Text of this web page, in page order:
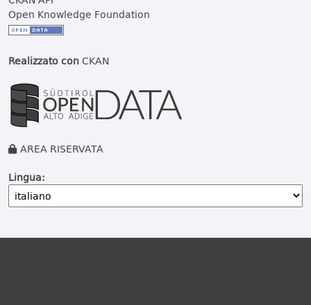
Open Knowledge Foundation
Realizzato conCKAN
AREA RISERVATA
Lingua